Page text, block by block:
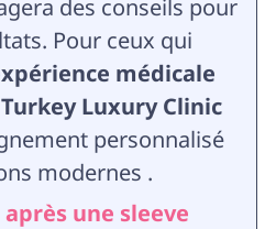
des conseils pour
Pour ceux qui
médicale
Turkey Luxury Clinic
personnalisé
modernes .
une sleeve